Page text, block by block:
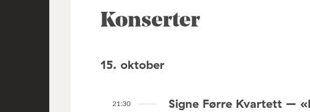
Konserter
15. oktober
21:30
Signe Førre Kvartett –